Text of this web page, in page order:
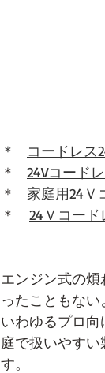
＊ コードレス
＊
24Vコード
＊ 家庭用24Ｖ
＊ 24Ｖコード
エンジン式の
ったこともない
いわゆるプロ
庭で扱いやす
す。